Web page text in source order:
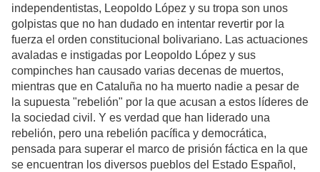
independentistas, Leopoldo López y su tropa son unos
golpistas que no han dudado en intentar revertir por la
fuerza el orden constitucional bolivariano. Las actuaciones
avaladas e instigadas por Leopoldo López y sus
compinches han causado varias decenas de muertos,
mientras que en Cataluña no ha muerto nadie a pesar de
la supuesta "rebelión" por la que acusan a estos líderes de
la sociedad civil. Y es verdad que han liderado una
rebelión, pero una rebelión pacífica y democrática,
pensada para superar el marco de prisión fáctica en la que
se encuentran los diversos pueblos del Estado Español,